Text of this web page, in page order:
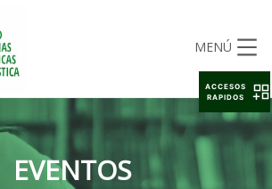
MENÚ
EVENTOS
ACCESOS
RAPIDOS